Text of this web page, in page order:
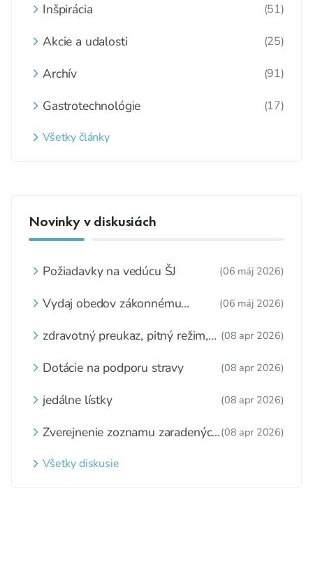
Inšpirácia (51)
Akcie a udalosti (25)
Archív (91)
Gastrotechnológie (17)
Všetky články
Novinky v diskusiách
Požiadavky na vedúcu ŠJ (06 máj 2026)
Vydaj obedov zákonnému
(06 máj 2026)
zdravotný preukaz, pitný režim,
(08 apr 2026)
Dotácie na podporu stravy (08 apr 2026)
jedálne lístky (08 apr 2026)
Zverejnenie zoznamu zaradených
webovom sídle
(08 apr 2026)
Všetky diskusie